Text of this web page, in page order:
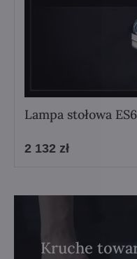
Lampa stołowa
2 132 zł
Kruche